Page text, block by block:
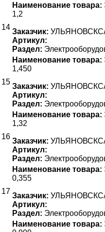
14
Наименование товара:
1,2
Заказчик:
Артикул:
Раздел:
15
Наименование товара:
1,450
Заказчик:
Артикул:
Раздел:
16
Наименование товара:
1,32
Заказчик:
Артикул:
Раздел:
17
Наименование товара:
0,355
Заказчик:
Артикул:
Раздел:
Наименование товара: